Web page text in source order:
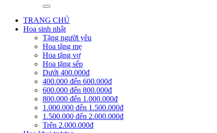
TRANG CHỦ
Hoa sinh nhật
Tặng người yêu
Hoa tặng mẹ
Hoa tặng vợ
Hoa tặng sếp
Dưới 400.000đ
400.000 đến 600.000đ
600.000 đến 800.000đ
800.000 đến 1.000.000đ
1.000.000 đến 1.500.000đ
1.500.000 đến 2.000.000đ
Trên 2.000.000đ